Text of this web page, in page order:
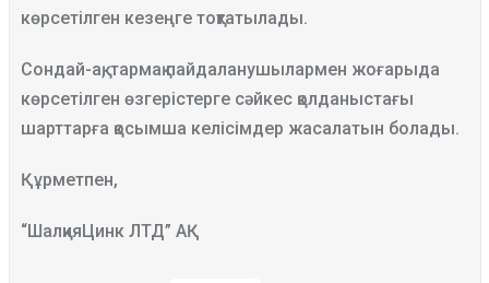
көрсетілген кезеңге тоқтатылады.
Сондай-ақ, тармақ пайдаланушылармен жоғарыда
көрсетілген өзгерістерге сәйкес қолданыстағы
шарттарға қосымша келісімдер жасалатын болады.
Құрметпен,
“ШалқияЦинк ЛТД” АҚ